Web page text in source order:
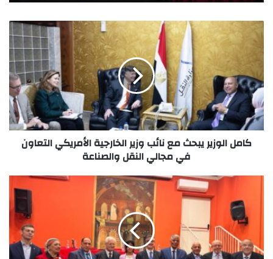
كامل الوزير يبحث مع نائب وزير الخارجية الأمريكي التعاون
في مجالي النقل والصناعة